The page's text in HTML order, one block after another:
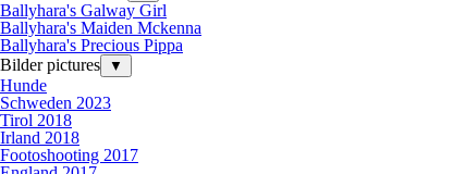
Ballyhara's Galway Girl
Ballyhara's Maiden Mckenna
Ballyhara's Precious Pippa
Bilder pictures
▼
Hunde
Schweden 2023
Tirol 2018
Irland 2018
Footoshooting 2017